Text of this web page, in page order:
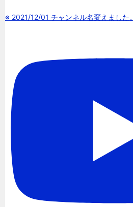
※ 2021/12/01 チャンネル名変えました。